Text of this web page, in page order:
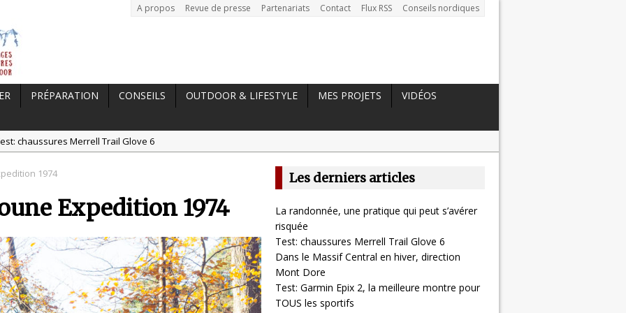
A propos Revue de presse Partenariats Contact Flux RSS Conseils nordiques
PRÉPARATION CONSEILS OUTDOOR & LIFESTYLE MES PROJETS
VIDÉOS
chaussures Merrell Trail Glove 6
Garmin Epix 2, la meilleure montre pour TOUS les sportifs
chaussures de running Altra Rivera 2
La randonnée, une pratique qui peut s’avérer risquée
1974
Expedition 1974
Les derniers articles
La randonnée, une pratique qui peut s’avérer
risquée
Test: chaussures Merrell Trail Glove 6
Dans le Massif Central en hiver, direction
Mont Dore
Test: Garmin Epix 2, la meilleure montre pour
TOUS les sportifs